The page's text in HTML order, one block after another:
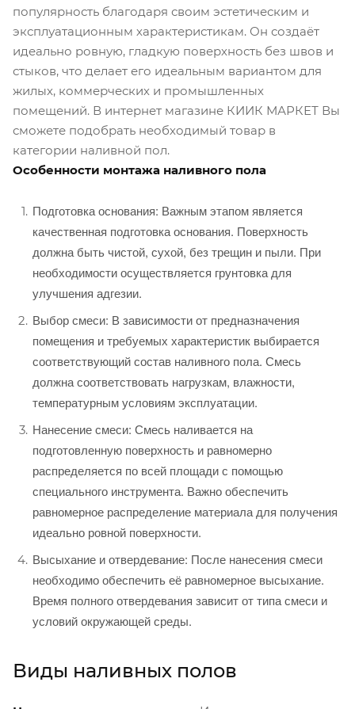
популярность благодаря своим эстетическим и
эксплуатационным характеристикам. Он создаёт
идеально ровную, гладкую поверхность без швов и
стыков, что делает его идеальным вариантом для
жилых, коммерческих и промышленных
помещений. В интернет магазине КИИК МАРКЕТ Вы
сможете подобрать необходимый товар в
категории наливной пол.
Особенности монтажа наливного пола
Подготовка основания: Важным этапом является
качественная подготовка основания. Поверхность
должна быть чистой, сухой, без трещин и пыли. При
необходимости осуществляется грунтовка для
улучшения адгезии.
Выбор смеси: В зависимости от предназначения
помещения и требуемых характеристик выбирается
соответствующий состав наливного пола. Смесь
должна соответствовать нагрузкам, влажности,
температурным условиям эксплуатации.
Нанесение смеси: Смесь наливается на
подготовленную поверхность и равномерно
распределяется по всей площади с помощью
специального инструмента. Важно обеспечить
равномерное распределение материала для получения
идеально ровной поверхности.
Высыхание и отвердевание: После нанесения смеси
необходимо обеспечить её равномерное высыхание.
Время полного отвердевания зависит от типа смеси и
условий окружающей среды.
Виды наливных полов